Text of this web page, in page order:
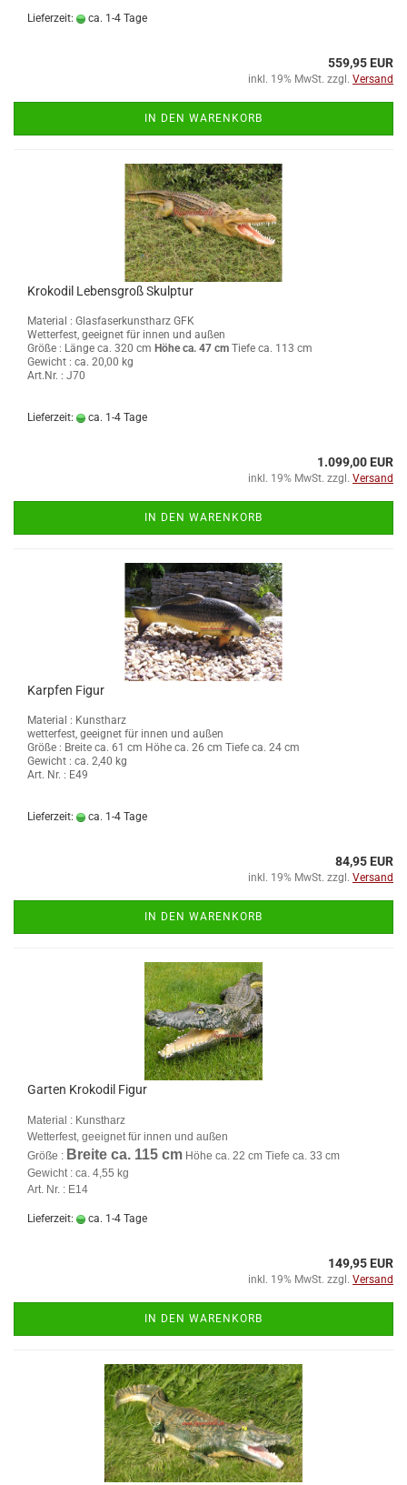
Lieferzeit: ca. 1-4 Tage
559,95 EUR
inkl. 19% MwSt. zzgl. Versand
IN DEN WARENKORB
Krokodil Lebensgroß Skulptur
Material : Glasfaserkunstharz GFK
Wetterfest, geeignet für innen und außen
Größe : Länge ca. 320 cm Höhe ca. 47 cm Tiefe ca. 113 cm
Gewicht : ca. 20,00 kg
Art.Nr. : J70
Lieferzeit: ca. 1-4 Tage
1.099,00 EUR
inkl. 19% MwSt. zzgl. Versand
IN DEN WARENKORB
Karpfen Figur
Material : Kunstharz
wetterfest, geeignet für innen und außen
Größe : Breite ca. 61 cm Höhe ca. 26 cm Tiefe ca. 24 cm
Gewicht : ca. 2,40 kg
Art. Nr. : E49
Lieferzeit: ca. 1-4 Tage
84,95 EUR
inkl. 19% MwSt. zzgl. Versand
IN DEN WARENKORB
Garten Krokodil Figur
Material : Kunstharz
Wetterfest, geeignet für innen und außen
Größe : Breite ca. 115 cm Höhe ca. 22 cm Tiefe ca. 33 cm
Gewicht : ca. 4,55 kg
Art. Nr. : E14
Lieferzeit: ca. 1-4 Tage
149,95 EUR
inkl. 19% MwSt. zzgl. Versand
IN DEN WARENKORB